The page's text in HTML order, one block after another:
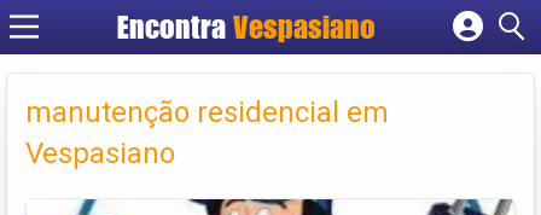
Encontra Vespasiano
Cadastrar empresa
Criar conta
manutenção residencial em
Vespasiano